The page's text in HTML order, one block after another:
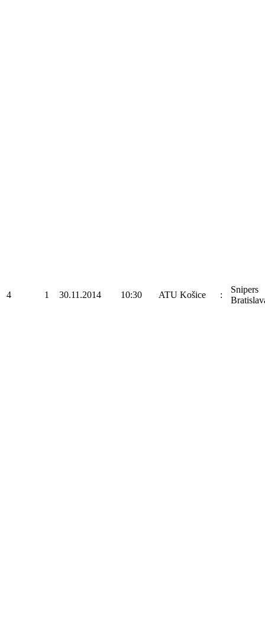
4 1 30.11.2014 10:30 ATU Košice :
Snipers